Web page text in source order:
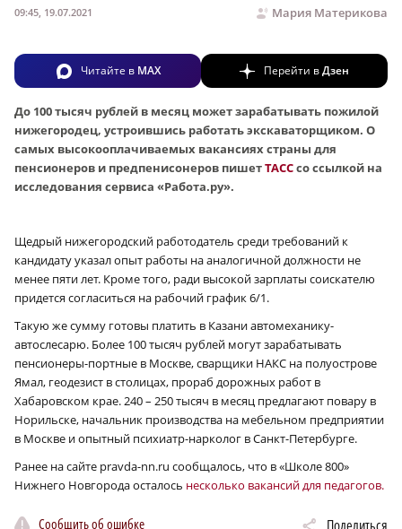
Мария Материкова
09:45, 19.07.2021
Читайте в MAX Перейти вДзен
До 100 тысяч рублей в месяц может зарабатывать пожилой
нижегородец, устроившись работать экскаваторщиком. О
самых высокооплачиваемых вакансиях страны для
пенсионеров и предпенисонеров пишетТАССсо ссылкой на
исследования сервиса «Работа.ру».
Щедрый нижегородский работодатель среди требований к
кандидату указал опыт работы на аналогичной должности не
менее пяти лет. Кроме того, ради высокой зарплаты соискателю
придется согласиться на рабочий график 6/1.
Такую же сумму готовы платить в Казани автомеханику-
автослесарю. Более 100 тысяч рублей могут зарабатывать
пенсионеры-портные в Москве, сварщики НАКС на полуострове
Ямал, геодезист в столицах, прораб дорожных работ в
Хабаровском крае. 240 – 250 тысяч в месяц предлагают повару в
Норильске, начальник производства на мебельном предприятии
в Москве и опытный психиатр-нарколог в Санкт-Петербурге.
Ранее на сайте рravda-nn.ru сообщалось, что в «Школе 800»
Нижнего Новгорода осталось несколько вакансий для педагогов.
Сообщить об ошибке